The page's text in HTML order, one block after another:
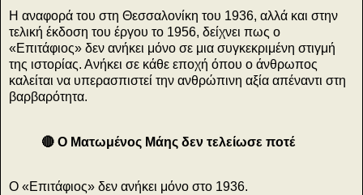
Η αναφορά του στη Θεσσαλονίκη του 1936, αλλά και στην
τελική έκδοση του έργου το 1956, δείχνει πως ο
«Επιτάφιος» δεν ανήκει μόνο σε μια συγκεκριμένη στιγμή
της ιστορίας. Ανήκει σε κάθε εποχή όπου ο άνθρωπος
καλείται να υπερασπιστεί την ανθρώπινη αξία απέναντι στη
βαρβαρότητα.
🔴 Ο Ματωμένος Μάης δεν τελείωσε ποτέ
Ο «Επιτάφιος» δεν ανήκει μόνο στο 1936.